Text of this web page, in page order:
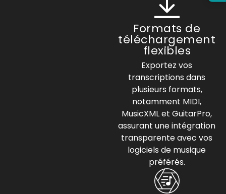
Formats de
téléchargement
flexibles
Exportez vos
transcriptions dans
plusieurs formats,
notamment MIDI,
MusicXML et GuitarPro,
assurant une intégration
transparente avec vos
logiciels de musique
préférés.